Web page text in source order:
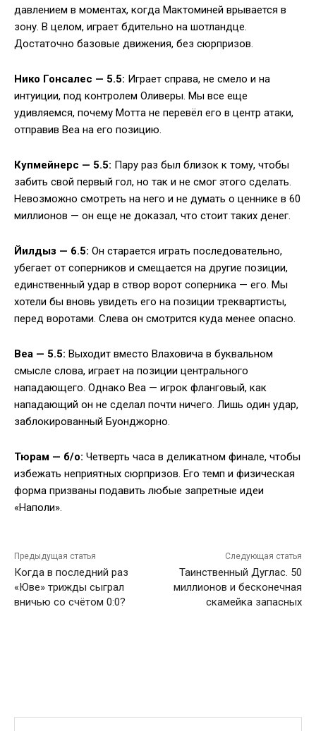
давлением в моментах, когда Мактоминей врывается в
зону. В целом, играет бдительно на шотландце.
Достаточно базовые движения, без сюрпризов.
Нико Гонсалес — 5.5: Играет справа, не смело и на
интуиции, под контролем Оливеры. Мы все еще
удивляемся, почему Мотта не перевёл его в центр атаки,
отправив Веа на его позицию.
Купмейнерс — 5.5: Пару раз был близок к тому, чтобы
забить свой первый гол, но так и не смог этого сделать.
Невозможно смотреть на него и не думать о ценнике в 60
миллионов — он еще не доказал, что стоит таких денег.
Йилдыз — 6.5: Он старается играть последовательно,
убегает от соперников и смещается на другие позиции,
единственный удар в створ ворот соперника — его. Мы
хотели бы вновь увидеть его на позиции треквартисты,
перед воротами. Слева он смотрится куда менее опасно.
Веа — 5.5: Выходит вместо Влаховича в буквальном
смысле слова, играет на позиции центрального
нападающего. Однако Веа — игрок фланговый, как
нападающий он не сделал почти ничего. Лишь один удар,
заблокированный Буонджорно.
Тюрам — б/о: Четверть часа в деликатном финале, чтобы
избежать неприятных сюрпризов. Его темп и физическая
форма призваны подавить любые запретные идеи
«Наполи».
Предыдущая статья
Когда в последний раз
«Юве» трижды сыграл
вничью со счётом 0:0?
Следующая статья
Таинственный Дуглас. 50
миллионов и бесконечная
скамейка запасных